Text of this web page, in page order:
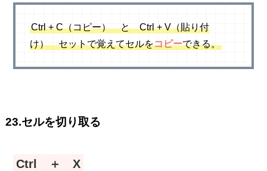
Ctrl + C（コピー） と Ctrl + V（貼り付
け） セットで覚えてセルをコピーできる。
23.セルを切り取る
Ctrl ＋ X